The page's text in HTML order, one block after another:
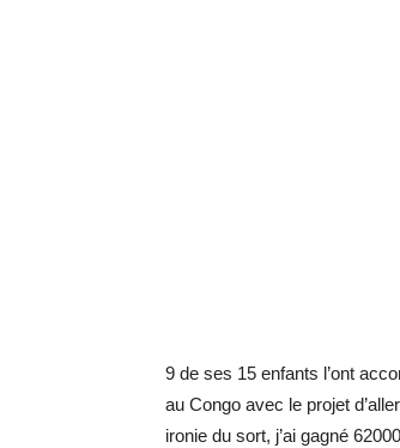
9 de ses 15 enfants l’ont
au Congo avec le projet
ironie du sort, j’ai gagné